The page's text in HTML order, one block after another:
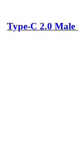
کابل تبدیل Lightning یوگرین به Type-C 2.0 Male